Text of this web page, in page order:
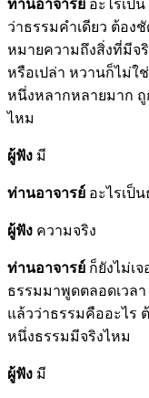
ท่านอาจารย์ อะไรเป็
ว่าธรรมคำเดียว ต้อง
หมายความถึงสิ่งที่มีจ
หรือเปล่า หวานก็ไม่ใ
หนึ่งหลากหลายมาก ถู
ไหม
ผู้ฟัง มี
ท่านอาจารย์ อะไรเป็
ผู้ฟัง ความจริง
ท่านอาจารย์ ก็ยังไม่เ
ธรรมมาพูดตลอดเวลา
แล้วว่าธรรมคืออะไร
หนึ่งธรรมมีจริงไหม
ผู้ฟัง มี